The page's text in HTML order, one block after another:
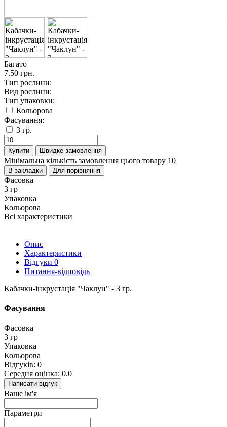
Багато
7.50 грн.
Тип рослини:
Вид рослини:
Тип упаковки:
Кольорова
Фасування:
3 гр.
Купити Швидке замовлення
Мінімальна кількість замовлення цього товару 10
В закладки Для порівняння
Фасовка
3 гр
Упаковка
Кольорова
Всі характеристики
Опис
Характеристики
Відгуки 0
Питання-відповідь
Кабачки-інкрустація "Чаклун" - 3 гр.
Фасування
Фасовка
3 гр
Упаковка
Кольорова
Відгуків: 0
Середня оцінка: 0.0
Написати відгук
Ваше ім'я
Параметри